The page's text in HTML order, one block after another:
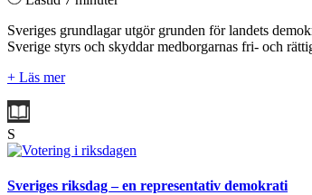
Sveriges grundlagar utgör grunden för landets
Sverige styrs och skyddar medborgarnas fri- och
+ Läs mer
S
Sveriges riksdag – en representativ demokrati